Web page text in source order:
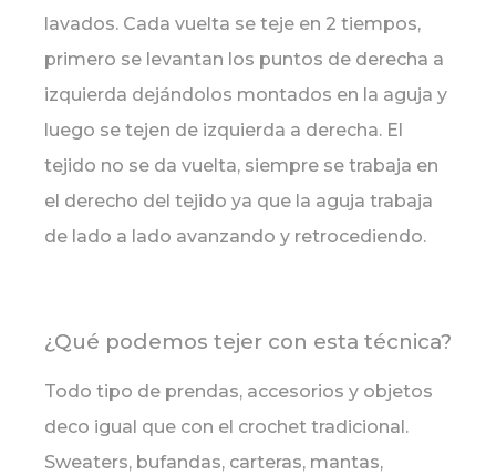
lavados. Cada vuelta se teje en 2 tiempos,
primero se levantan los puntos de derecha a
izquierda dejándolos montados en la aguja y
luego se tejen de izquierda a derecha. El
tejido no se da vuelta, siempre se trabaja en
el derecho del tejido ya que la aguja trabaja
de lado a lado avanzando y retrocediendo.
¿Qué podemos tejer con esta técnica?
Todo tipo de prendas, accesorios y objetos
deco igual que con el crochet tradicional.
Sweaters, bufandas, carteras, mantas,